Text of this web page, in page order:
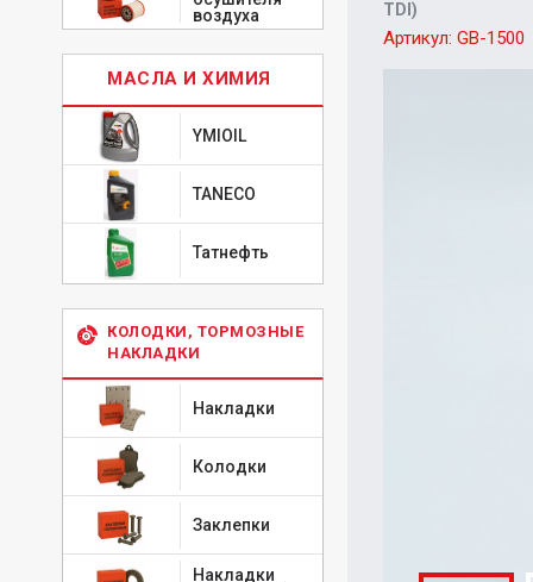
воздуха
МАСЛА И ХИМИЯ
YMIOIL
TANECO
Татнефть
КОЛОДКИ, ТОРМОЗНЫЕ
НАКЛАДКИ
Накладки
Колодки
Заклепки
Накладки
TDI)
Артикул: GB-1500